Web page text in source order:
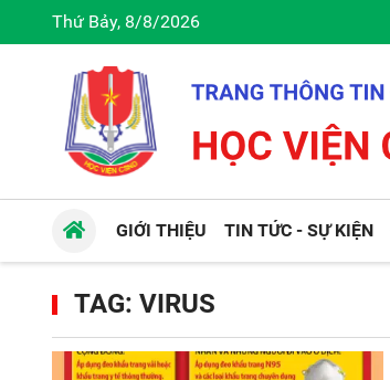
Thứ Bảy, 8/8/2026
GIỚI THIỆU TIN TỨC - SỰ KIỆN
TAG: VIRUS